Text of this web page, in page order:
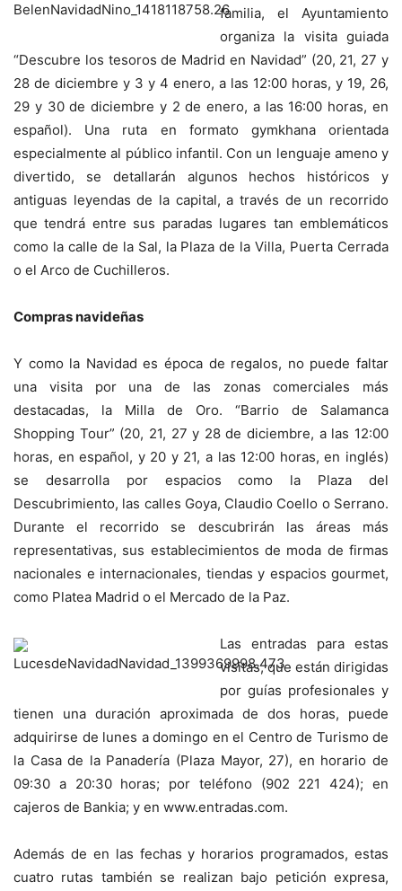
familia, el Ayuntamiento
organiza la visita guiada
“Descubre los tesoros de Madrid en Navidad” (20, 21, 27 y
28 de diciembre y 3 y 4 enero, a las 12:00 horas, y 19, 26,
29 y 30 de diciembre y 2 de enero, a las 16:00 horas, en
español). Una ruta en formato gymkhana orientada
especialmente al público infantil. Con un lenguaje ameno y
divertido, se detallarán algunos hechos históricos y
antiguas leyendas de la capital, a través de un recorrido
que tendrá entre sus paradas lugares tan emblemáticos
como la calle de la Sal, la Plaza de la Villa, Puerta Cerrada
o el Arco de Cuchilleros.
Compras navideñas
Y como la Navidad es época de regalos, no puede faltar
una visita por una de las zonas comerciales más
destacadas, la Milla de Oro. “Barrio de Salamanca
Shopping Tour” (20, 21, 27 y 28 de diciembre, a las 12:00
horas, en español, y 20 y 21, a las 12:00 horas, en inglés)
se desarrolla por espacios como la Plaza del
Descubrimiento, las calles Goya, Claudio Coello o Serrano.
Durante el recorrido se descubrirán las áreas más
representativas, sus establecimientos de moda de firmas
nacionales e internacionales, tiendas y espacios gourmet,
como Platea Madrid o el Mercado de la Paz.
Las entradas para estas
visitas, que están dirigidas
por guías profesionales y
tienen una duración aproximada de dos horas, puede
adquirirse de lunes a domingo en el Centro de Turismo de
la Casa de la Panadería (Plaza Mayor, 27), en horario de
09:30 a 20:30 horas; por teléfono (902 221 424); en
cajeros de Bankia; y en www.entradas.com.
Además de en las fechas y horarios programados, estas
cuatro rutas también se realizan bajo petición expresa,